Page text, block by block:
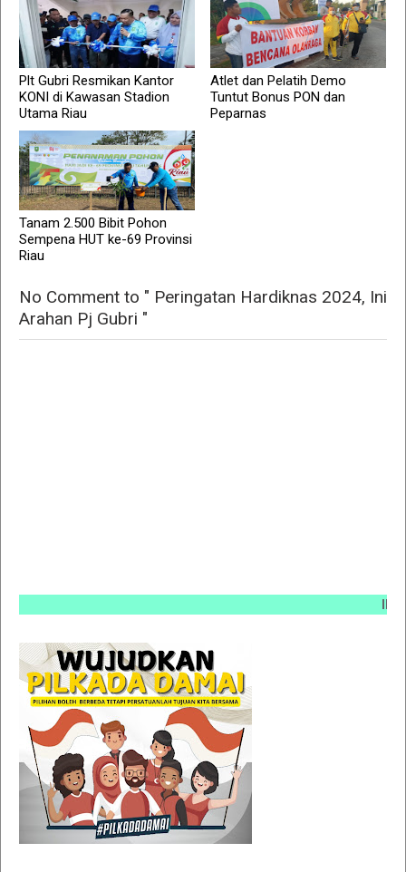
Plt Gubri Resmikan Kantor
KONI di Kawasan Stadion
Utama Riau
Atlet dan Pelatih Demo
Tuntut Bonus PON dan
Peparnas
Tanam 2.500 Bibit Pohon
Sempena HUT ke-69 Provinsi
Riau
No Comment to " Peringatan Hardiknas 2024, Ini
Arahan Pj Gubri "